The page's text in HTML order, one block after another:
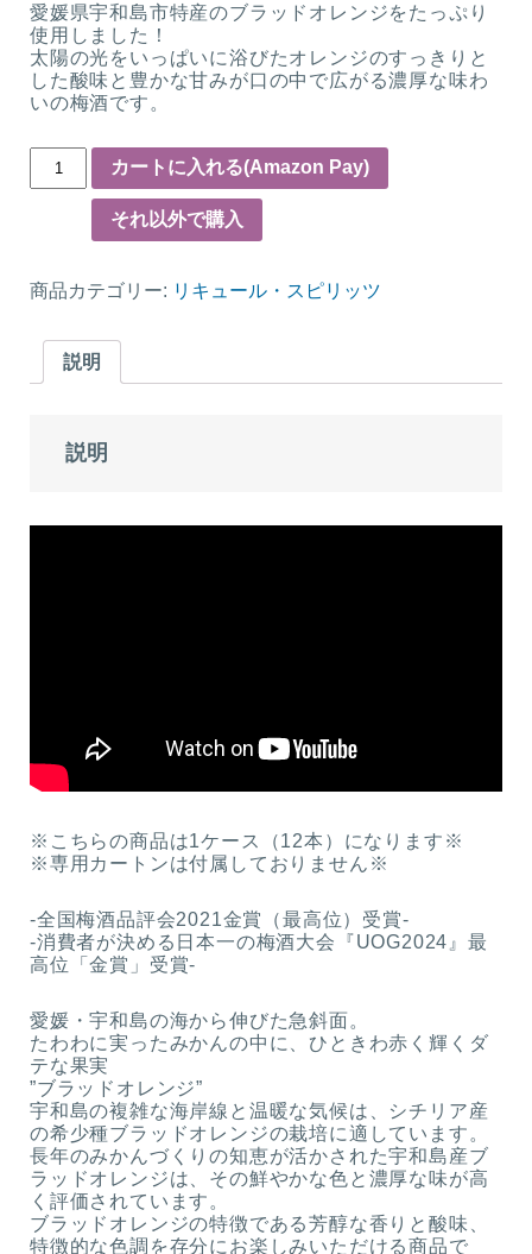
愛媛県宇和島市特産のブラッドオレンジをたっぷり
使用しました！
太陽の光をいっぱいに浴びたオレンジのすっきりと
した酸味と豊かな甘みが口の中で広がる濃厚な味わ
いの梅酒です。
カートに入れる(Amazon Pay)
それ以外で購入
商品カテゴリー: リキュール・スピリッツ
説明
説明
※こちらの商品は1ケース（12本）になります※
※専用カートンは付属しておりません※
‐全国梅酒品評会2021金賞（最高位）受賞‐
‐消費者が決める日本一の梅酒大会『UOG2024』最
高位「金賞」受賞‐
愛媛・宇和島の海から伸びた急斜面。
たわわに実ったみかんの中に、ひときわ赤く輝くダ
テな果実
”ブラッドオレンジ”
宇和島の複雑な海岸線と温暖な気候は、シチリア産
の希少種ブラッドオレンジの栽培に適しています。
長年のみかんづくりの知恵が活かされた宇和島産ブ
ラッドオレンジは、その鮮やかな色と濃厚な味が高
く評価されています。
ブラッドオレンジの特徴である芳醇な香りと酸味、
特徴的な色調を存分にお楽しみいただける商品で